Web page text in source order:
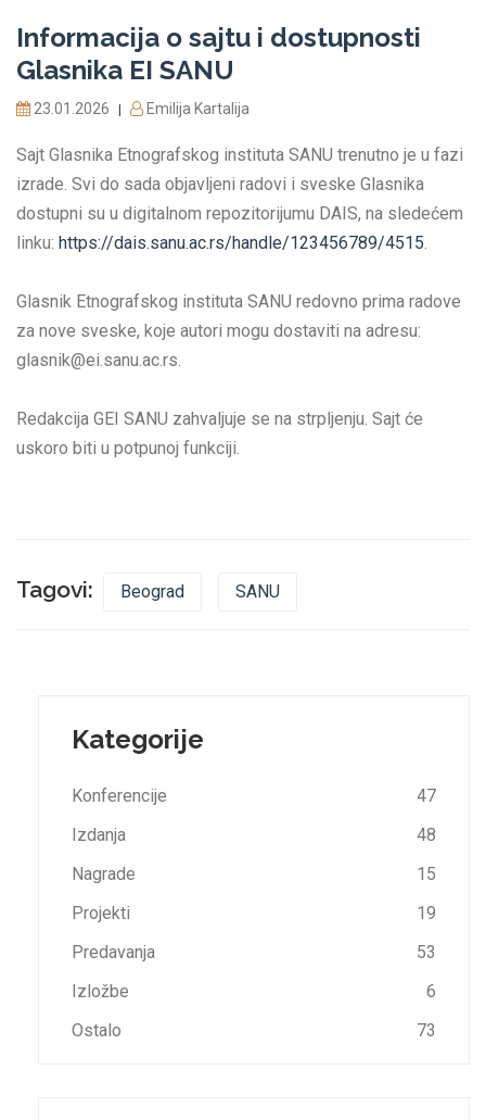
Informacija o sajtu i dostupnosti
Glasnika EI SANU
23.01.2026 Emilija Kartalija
Sajt Glasnika Etnografskog instituta SANU trenutno je u fazi
izrade. Svi do sada objavljeni radovi i sveske Glasnika
dostupni su u digitalnom repozitorijumu DAIS, na sledećem
linku: https://dais.sanu.ac.rs/handle/123456789/4515.
Glasnik Etnografskog instituta SANU redovno prima radove
za nove sveske, koje autori mogu dostaviti na adresu:
glasnik@ei.sanu.ac.rs.
Redakcija GEI SANU zahvaljuje se na strpljenju. Sajt će
uskoro biti u potpunoj funkciji.
Tagovi: Beograd SANU
Kategorije
Konferencije
47
Izdanja
48
Nagrade
15
Projekti
19
Predavanja
53
Izložbe
6
Ostalo
73